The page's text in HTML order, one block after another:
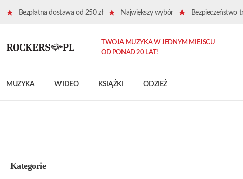
Bezpłatna dostawa od 250 zł Największy wybór Bezpieczeństwo
MUZYKA WIDEO KSIĄŻKI ODZIEŻ
TWOJA MUZYKA W JEDNYM MIEJSCU
OD PONAD 20 LAT!
Kategorie